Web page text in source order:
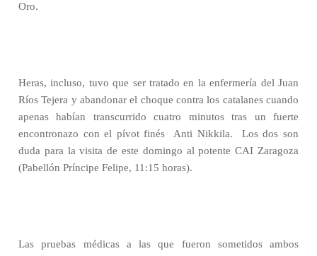
Oro.
Heras, incluso, tuvo que ser tratado en la enfermería del Juan
Ríos Tejera y abandonar el choque contra los catalanes cuando
apenas habían transcurrido cuatro minutos tras un fuerte
encontronazo con el pívot finés
Anti Nikkila.
Los dos son
duda para la visita de este domingo al potente CAI Zaragoza
(Pabellón Príncipe Felipe, 11:15 horas).
Las pruebas médicas a las que fueron sometidos ambos